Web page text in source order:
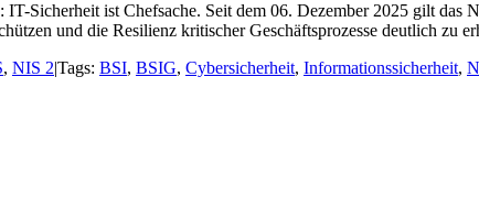
Sicherheit ist Chefsache. Seit dem 06. Dezember 2025 gilt
und die Resilienz kritischer Geschäftsprozesse deutlich zu
, NIS 2|Tags: BSI, BSIG, Cybersicherheit, Informationssicherheit,